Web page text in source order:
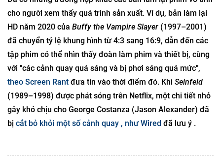
cho người xem thấy quá trình sản xuất. Ví dụ, bản làm lại
HD năm 2020 của Buffy the Vampire Slayer (1997–2001)
đã chuyển tỷ lệ khung hình từ 4:3 sang 16:9, dẫn đến các
tập phim có thể nhìn thấy đoàn làm phim và thiết bị, cùng
với "các cảnh quay quá sáng và bị phơi sáng quá mức",
theo Screen Rant đưa tin vào thời điểm đó. Khi Seinfeld
(1989–1998) được phát sóng trên Netflix, một chi tiết nhỏ
gây khó chịu cho George Costanza (Jason Alexander) đã
bị cắt bỏ khỏi một số cảnh quay , nhưWired đã lưu ý .